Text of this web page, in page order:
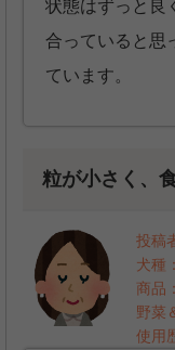
状態はずっと良
合っていると思
ています。
粒が小さく、
投稿
犬種
商品
野菜
使用